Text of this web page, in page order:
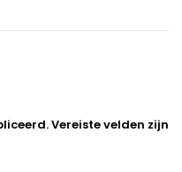
Vereiste velden zijn